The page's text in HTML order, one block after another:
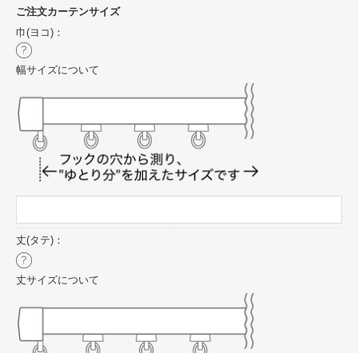
ご注文カーテンサイズ
巾(ヨコ)：
幅サイズについて
丈(タテ)：
丈サイズについて